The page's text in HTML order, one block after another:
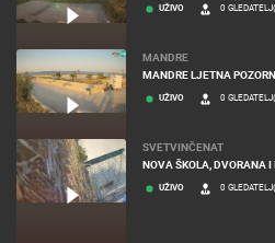
UŽIVO 0
MANDRE
MANDRE LJETNA
UŽIVO 0
SVETVINČENAT
NOVA ŠKOLA, DVORANA I
UŽIVO 0